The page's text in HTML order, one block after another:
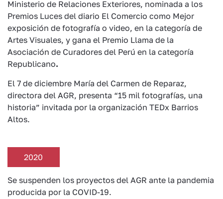
Ministerio de Relaciones Exteriores, nominada a los
Premios Luces del diario El Comercio como Mejor
exposición de fotografía o video, en la categoría de
Artes Visuales, y gana el Premio Llama de la
Asociación de Curadores del Perú en la categoría
Republicano.
El 7 de diciembre María del Carmen de Reparaz,
directora del AGR, presenta “15 mil fotografías, una
historia” invitada por la organización TEDx Barrios
Altos.
2020
Se suspenden los proyectos del AGR ante la pandemia
producida por la COVID-19.